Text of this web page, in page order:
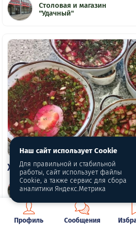
Столовая и магазин
"Удачный"
Холодный борщ
Столовая и магазин
Профиль Сообщения
Наш сайт использует Cookie
Для правильной и стабильной
работы, сайт использует файлы
Cookie, а также сервис для сбора
аналитики Яндекс.Метрика